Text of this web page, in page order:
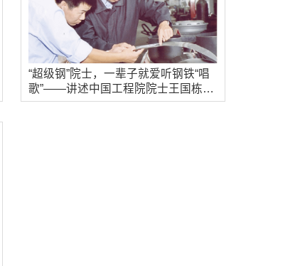
“超级钢”院士，一辈子就爱听钢铁“唱
歌”——讲述中国工程院院士王国栋的
故事